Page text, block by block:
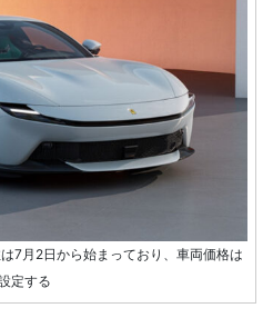
7月2日から始まっており、車両価格は
定する